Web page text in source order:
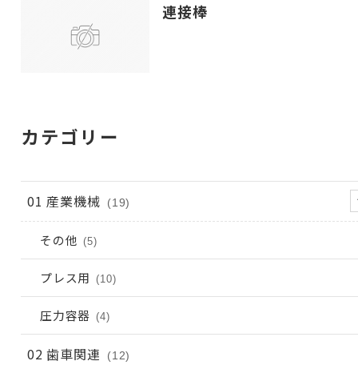
連接棒
カテゴリー
01 産業機械 (19)
その他 (5)
プレス用 (10)
圧力容器 (4)
02 歯車関連 (12)